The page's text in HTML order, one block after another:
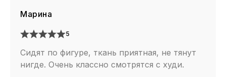
Марина
5
Сидят по фигуре, ткань приятная, не тянут
нигде. Очень классно смотрятся с худи.